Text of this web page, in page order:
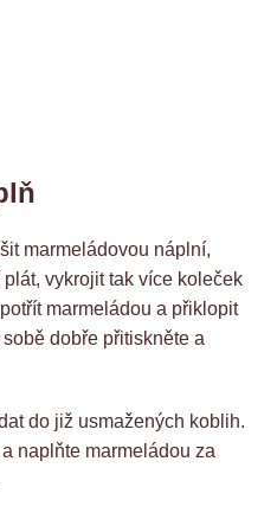
marmeládovou náplní,
vykrojit tak více koleček
marmeládou a přiklopit
dobře přitiskněte a
do již usmažených koblih.
naplňte marmeládou za